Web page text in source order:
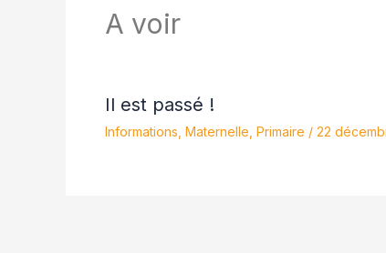
A voir
Il est passé !
Informations Maternelle Primaire / 22